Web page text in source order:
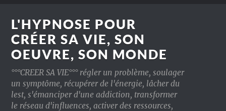
L'HYPNOSE POUR
CRÉER SA VIE, SON
OEUVRE, SON MONDE
°°°CREER SA VIE°°° régler un problème, soulager
un symptôme, récupérer de l'énergie, lâcher du
lest, s'émanciper d'une addiction, transformer
le réseau d'influences, activer des ressources,